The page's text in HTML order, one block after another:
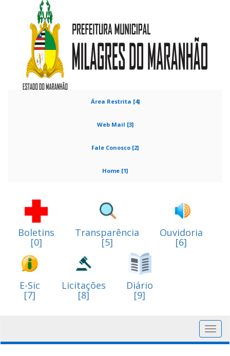
Área Restrita [4]
Web Mail [3]
Fale Conosco [2]
Home [1]
Boletins
[0]
Transparência
[5]
Ouvidoria
[6]
E-Sic
[7]
Licitações
[8]
Diário
[9]